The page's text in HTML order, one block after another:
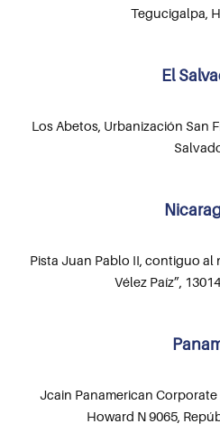
Tegucigalpa,
El
Los Abetos, Urbanización San
Pista Juan Pablo II, contiguo
Vélez Paíz”,
Jcain Panamerican
Howard N 9065,